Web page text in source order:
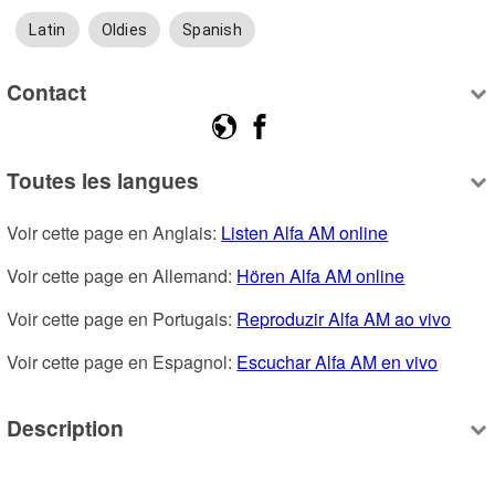
Latin Oldies Spanish
Contact
Toutes les langues
Voir cette page en Anglais: Listen Alfa AM online
Voir cette page en Allemand: Hören Alfa AM online
Voir cette page en Portugais: Reproduzir Alfa AM ao vivo
Voir cette page en Espagnol: Escuchar Alfa AM en vivo
Description